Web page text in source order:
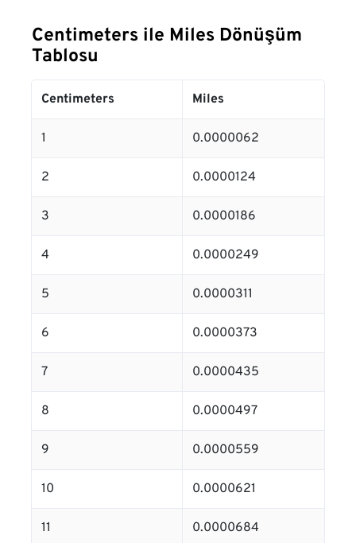
Centimeters ile Miles Dönüşüm
Tablosu
Centimeters Miles
1 0.0000062
2 0.0000124
3 0.0000186
4 0.0000249
5 0.0000311
6 0.0000373
7 0.0000435
8 0.0000497
9 0.0000559
10 0.0000621
11 0.0000684